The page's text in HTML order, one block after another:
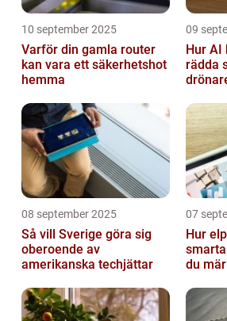
10 september 2025
Varför din gamla router
kan vara ett säkerhetshot
hemma
09
Hur AI
rädda
08 september 2025
Så vill Sverige göra sig
oberoende av
amerikanska techjättar
07
Hur
du